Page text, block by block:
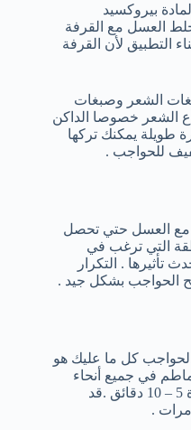
بيروكسيد
خلط العسل مع القرفة
التطبيق لأن القرفة
الشعر وصبغات
الشعر خصوصا الداكن
طويلة يمكنك تركها
مع العسل حتي تحصل
التي ترغب في
لكي تحدث تأثيرها . التكرار
الحواجب بشكل جيد .
الحواجب كل ما عليك هو
في جميع أنحاء
المنطقة التي ترغب في تقشيرها لمدة 5 – 10 دقائق .قد
مرات .